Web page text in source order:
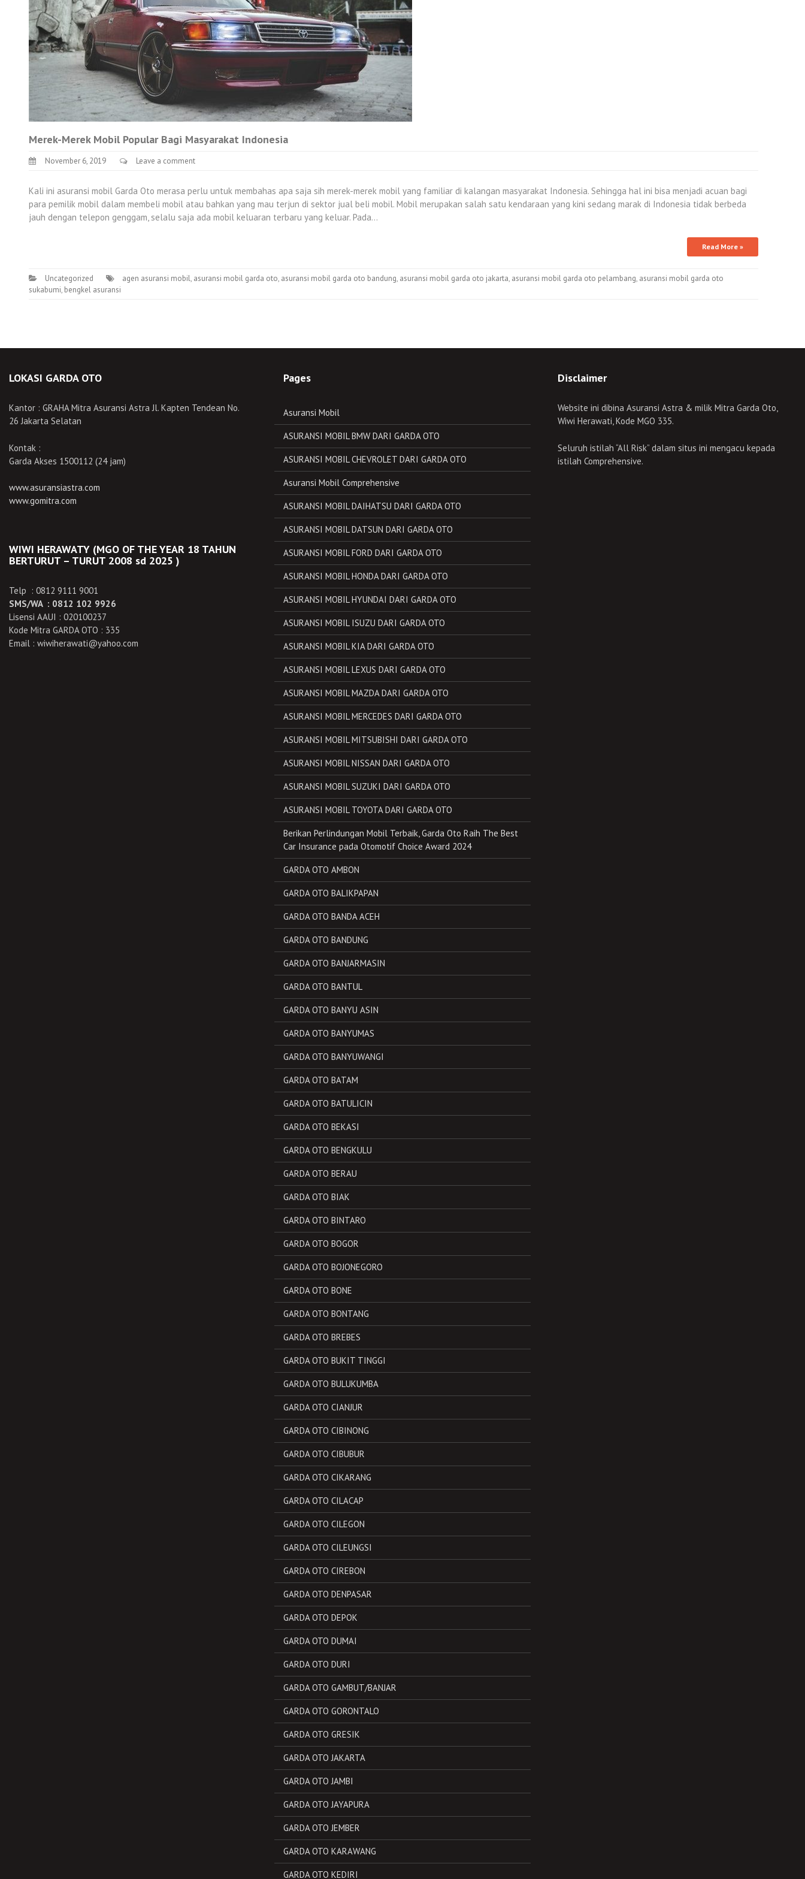
Merek-Merek Mobil Popular Bagi Masyarakat Indonesia
November 6, 2019 Leave a comment
Kali ini asuransi mobil Garda Oto merasa perlu untuk membahas apa saja sih merek-merek mobil yang familiar di kalangan masyarakat Indonesia. Sehingga hal ini bisa menjadi acuan bagi
para pemilik mobil dalam membeli mobil atau bahkan yang mau terjun di sektor jual beli mobil. Mobil merupakan salah satu kendaraan yang kini sedang marak di Indonesia tidak berbeda
jauh dengan telepon genggam, selalu saja ada mobil keluaran terbaru yang keluar. Pada…
Read More »
Uncategorized agen asuransi mobil, asuransi mobil garda oto, asuransi mobil garda oto bandung, asuransi mobil garda oto jakarta, asuransi mobil garda oto pelambang, asuransi mobil garda oto
sukabumi, bengkel asuransi
LOKASI GARDA OTO
Kantor : GRAHA Mitra Asuransi Astra Jl. Kapten Tendean No.
26 Jakarta Selatan
Kontak :
Garda Akses 1500112 (24 jam)
www.asuransiastra.com
www.gomitra.com
WIWI HERAWATY (MGO OF THE YEAR 18 TAHUN
BERTURUT – TURUT 2008 sd 2025 )
Telp : 0812 9111 9001
SMS/WA : 0812 102 9926
Lisensi AAUI : 020100237
Kode Mitra GARDA OTO : 335
Email : wiwiherawati@yahoo.com
Pages
Asuransi Mobil
ASURANSI MOBIL BMW DARI GARDA OTO
ASURANSI MOBIL CHEVROLET DARI GARDA OTO
Asuransi Mobil Comprehensive
ASURANSI MOBIL DAIHATSU DARI GARDA OTO
ASURANSI MOBIL DATSUN DARI GARDA OTO
ASURANSI MOBIL FORD DARI GARDA OTO
ASURANSI MOBIL HONDA DARI GARDA OTO
ASURANSI MOBIL HYUNDAI DARI GARDA OTO
ASURANSI MOBIL ISUZU DARI GARDA OTO
ASURANSI MOBIL KIA DARI GARDA OTO
ASURANSI MOBIL LEXUS DARI GARDA OTO
ASURANSI MOBIL MAZDA DARI GARDA OTO
ASURANSI MOBIL MERCEDES DARI GARDA OTO
ASURANSI MOBIL MITSUBISHI DARI GARDA OTO
ASURANSI MOBIL NISSAN DARI GARDA OTO
ASURANSI MOBIL SUZUKI DARI GARDA OTO
ASURANSI MOBIL TOYOTA DARI GARDA OTO
Berikan Perlindungan Mobil Terbaik, Garda Oto Raih The Best
Car Insurance pada Otomotif Choice Award 2024
GARDA OTO AMBON
GARDA OTO BALIKPAPAN
GARDA OTO BANDA ACEH
GARDA OTO BANDUNG
GARDA OTO BANJARMASIN
GARDA OTO BANTUL
GARDA OTO BANYU ASIN
GARDA OTO BANYUMAS
GARDA OTO BANYUWANGI
GARDA OTO BATAM
GARDA OTO BATULICIN
GARDA OTO BEKASI
GARDA OTO BENGKULU
GARDA OTO BERAU
GARDA OTO BIAK
GARDA OTO BINTARO
GARDA OTO BOGOR
GARDA OTO BOJONEGORO
GARDA OTO BONE
GARDA OTO BONTANG
GARDA OTO BREBES
GARDA OTO BUKIT TINGGI
GARDA OTO BULUKUMBA
GARDA OTO CIANJUR
GARDA OTO CIBINONG
GARDA OTO CIBUBUR
GARDA OTO CIKARANG
GARDA OTO CILACAP
GARDA OTO CILEGON
GARDA OTO CILEUNGSI
GARDA OTO CIREBON
GARDA OTO DENPASAR
GARDA OTO DEPOK
GARDA OTO DUMAI
GARDA OTO DURI
GARDA OTO GAMBUT/BANJAR
GARDA OTO GORONTALO
GARDA OTO GRESIK
GARDA OTO JAKARTA
GARDA OTO JAMBI
GARDA OTO JAYAPURA
GARDA OTO JEMBER
GARDA OTO KARAWANG
GARDA OTO KEDIRI
Disclaimer
Website ini dibina Asuransi Astra & milik Mitra Garda Oto,
Wiwi Herawati, Kode MGO 335.
Seluruh istilah “All Risk” dalam situs ini mengacu kepada
istilah Comprehensive.